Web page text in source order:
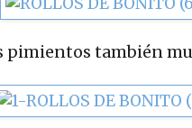
pimientos también